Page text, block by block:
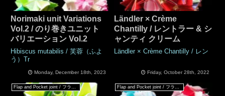
Norimaki unit Variations
Vol.2 / のり巻きユニット
バリエーション Vol.2
Hibiscus mutabilis / 芙蓉（ふよ
う）Tr
Monday, December 18th, 2023
Ländler × Crème
Chantilly / レントラー & シ
ャンティ クリーム
Ländler × Crème Chantilly / レン
Friday, October 28th, 2022